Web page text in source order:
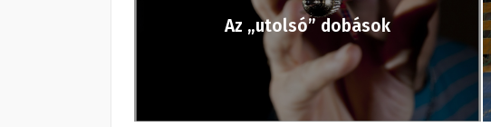
Az „utolsó” dobások